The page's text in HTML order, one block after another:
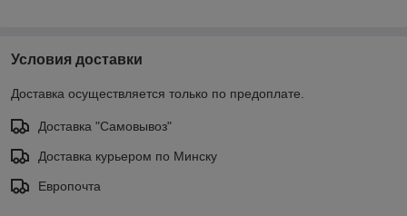
Условия доставки
Доставка осуществляется только по предоплате.
Доставка "Самовывоз"
Доставка курьером по Минску
Европочта